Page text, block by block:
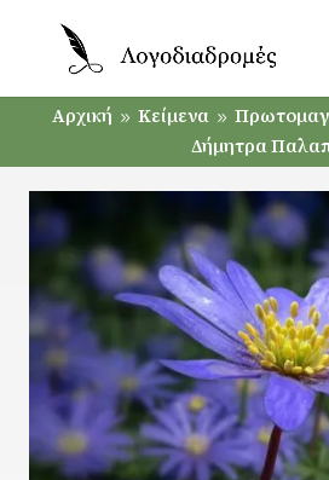
Αρχική 9 Κείμενα 9
Δήμητρα